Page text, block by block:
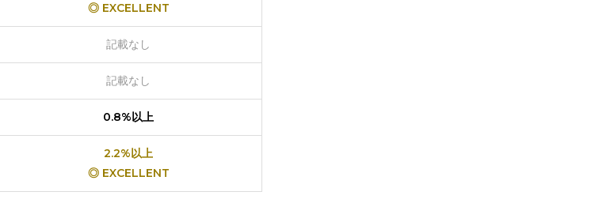
◎ EXCELLENT
記載なし
記載なし
0.8%以上
2.2%以上
◎ EXCELLENT